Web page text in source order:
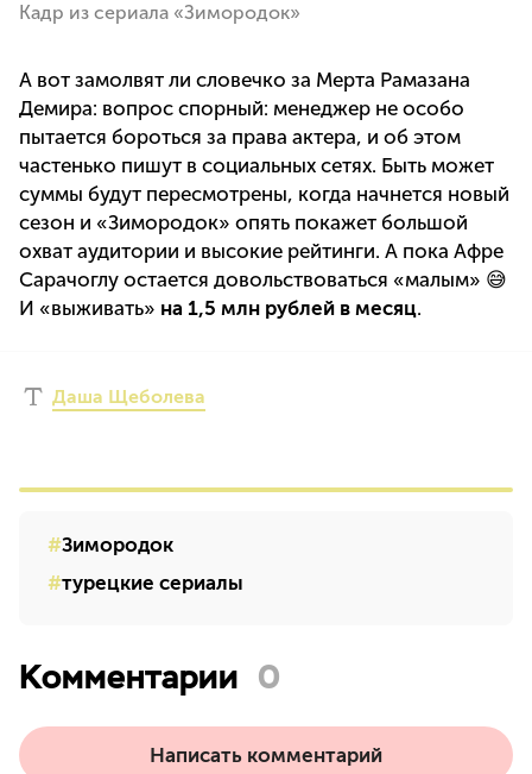
Кадр из сериала «Зимородок»
А вот замолвят ли словечко за Мерта Рамазана
Демира: вопрос спорный: менеджер не особо
пытается бороться за права актера, и об этом
частенько пишут в социальных сетях. Быть может
суммы будут пересмотрены, когда начнется новый
сезон и «Зимородок» опять покажет большой
охват аудитории и высокие рейтинги. А пока Афре
Сарачоглу остается довольствоваться «малым» 😅
И «выживать» на 1,5 млн рублей в месяц.
Даша Щеболева
Зимородок
турецкие сериалы
Комментарии 0
Написать комментарий